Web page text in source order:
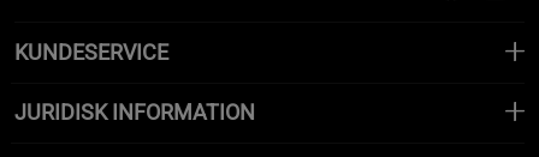
KUNDESERVICE
JURIDISK INFORMATION